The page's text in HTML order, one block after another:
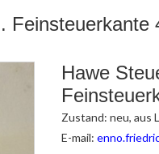
Feinsteuerkante
Hawe
Zustand: neu, aus
E-mail: